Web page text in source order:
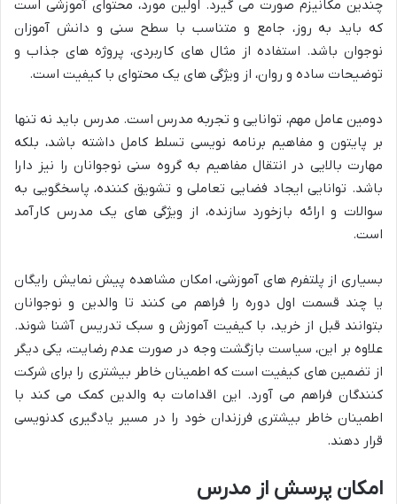
چندین مکانیزم صورت می گیرد. اولین مورد، محتوای آموزشی است
که باید به روز، جامع و متناسب با سطح سنی و دانش آموزان
نوجوان باشد. استفاده از مثال های کاربردی، پروژه های جذاب و
توضیحات ساده و روان، از ویژگی های یک محتوای با کیفیت است.
دومین عامل مهم، توانایی و تجربه مدرس است. مدرس باید نه تنها
بر پایتون و مفاهیم برنامه نویسی تسلط کامل داشته باشد، بلکه
مهارت بالایی در انتقال مفاهیم به گروه سنی نوجوانان را نیز دارا
باشد. توانایی ایجاد فضایی تعاملی و تشویق کننده، پاسخگویی به
سوالات و ارائه بازخورد سازنده، از ویژگی های یک مدرس کارآمد
است.
بسیاری از پلتفرم های آموزشی، امکان مشاهده پیش نمایش رایگان
یا چند قسمت اول دوره را فراهم می کنند تا والدین و نوجوانان
بتوانند قبل از خرید، با کیفیت آموزش و سبک تدریس آشنا شوند.
علاوه بر این، سیاست بازگشت وجه در صورت عدم رضایت، یکی دیگر
از تضمین های کیفیت است که اطمینان خاطر بیشتری را برای شرکت
کنندگان فراهم می آورد. این اقدامات به والدین کمک می کند با
اطمینان خاطر بیشتری فرزندان خود را در مسیر یادگیری کدنویسی
قرار دهند.
امکان پرسش از مدرس